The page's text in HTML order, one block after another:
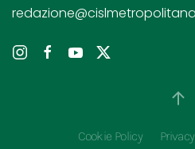
Cookie Policy